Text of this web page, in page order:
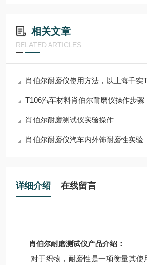
相关文章
RELATED ARTICLES
肖伯尔耐磨仪使用方法，以上海千实
T106汽车材料肖伯尔耐磨仪操作步骤
肖伯尔耐磨测试仪实验操作
肖伯尔耐磨仪汽车内外饰耐磨性实验
详细介绍 在线留言
肖伯尔耐磨测试仪产品介绍：
对于织物，耐磨性是一项衡量其使